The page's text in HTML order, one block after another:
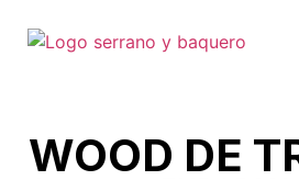
WOOD DE